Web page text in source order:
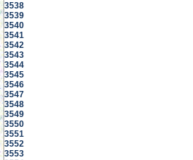
3538
3539
3540
3541
3542
3543
3544
3545
3546
3547
3548
3549
3550
3551
3552
3553